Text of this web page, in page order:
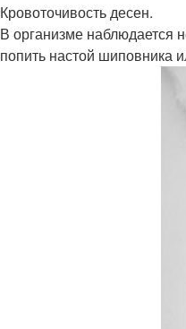
Кровоточивость десен.
В организме наблюдается
попить настой шиповника